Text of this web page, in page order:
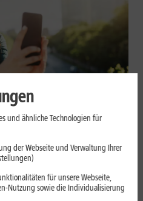
Praktische
und App-Updates können
belasten. Mit einigen
und ähnliche Technologien für
der Webseite und Verwaltung Ihrer
für unsere Webseite,
Nutzung sowie die Individualisierung